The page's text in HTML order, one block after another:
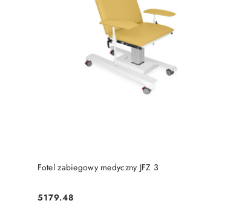
Fotel zabiegowy medyczny JFZ 3
Cena:
5179.48
DO KOSZYKA